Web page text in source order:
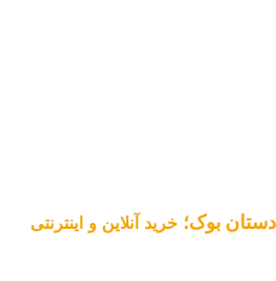
بوک؛ خرید آنلاین و اینترنتی